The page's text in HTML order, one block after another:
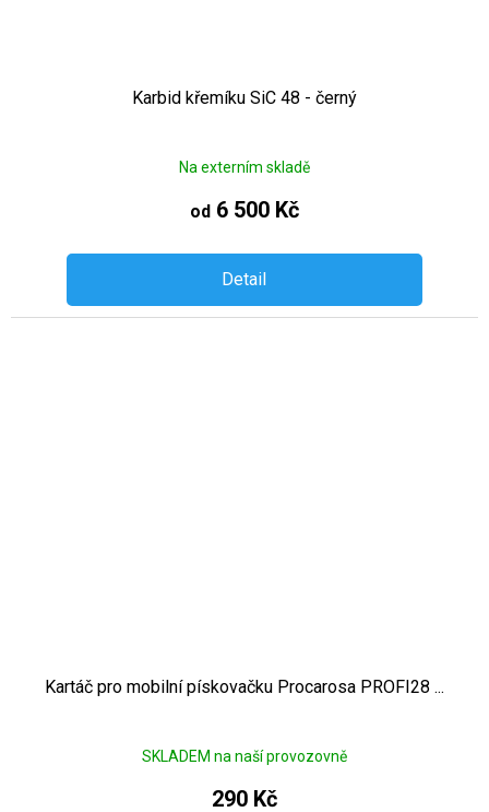
Karbid křemíku SiC 48 - černý
Na externím skladě
od 6 500 Kč
Detail
Kartáč pro mobilní pískovačku Procarosa PROFI28 ...
SKLADEM na naší provozovně
290 Kč